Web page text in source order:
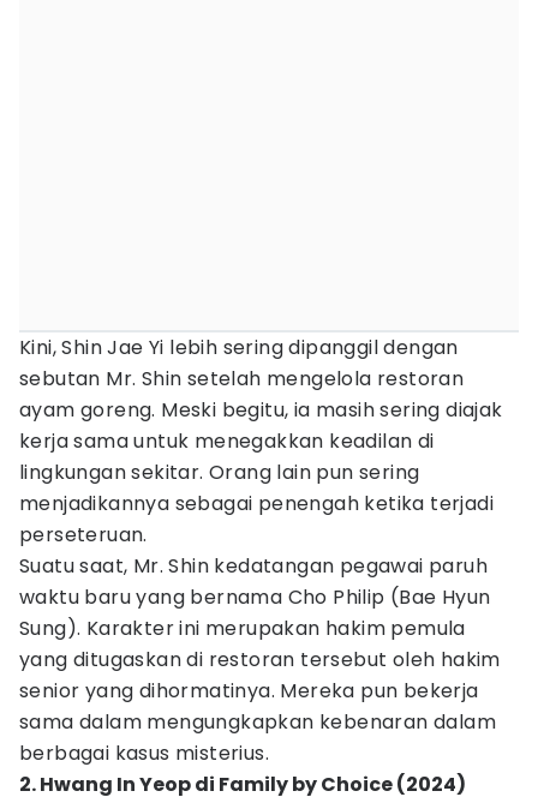
Kini, Shin Jae Yi lebih sering dipanggil dengan
sebutan Mr. Shin setelah mengelola restoran
ayam goreng. Meski begitu, ia masih sering diajak
kerja sama untuk menegakkan keadilan di
lingkungan sekitar. Orang lain pun sering
menjadikannya sebagai penengah ketika terjadi
perseteruan.
Suatu saat, Mr. Shin kedatangan pegawai paruh
waktu baru yang bernama Cho Philip (Bae Hyun
Sung). Karakter ini merupakan hakim pemula
yang ditugaskan di restoran tersebut oleh hakim
senior yang dihormatinya. Mereka pun bekerja
sama dalam mengungkapkan kebenaran dalam
berbagai kasus misterius.
2. Hwang In Yeop di Family by Choice (2024)